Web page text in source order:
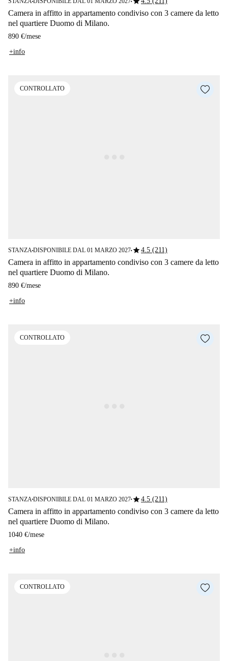
■ ■
Camera in affitto in appartamento condiviso con 3 camere da letto
nel quartiere Duomo di Milano.
890 €/mese
+info
CONTROLLATO
STANZA■DISPONIBILE DAL 01 MARZO 2027■star4.5 (211)
Camera in affitto in appartamento condiviso con 3 camere da letto
nel quartiere Duomo di Milano.
890 €/mese
+info
CONTROLLATO
STANZA ■DISPONIBILE DAL 01 MARZO 2027■star4.5 (211)
Camera in affitto in appartamento condiviso con 3 camere da letto
nel quartiere Duomo di Milano.
1040 €/mese
+info
CONTROLLATO